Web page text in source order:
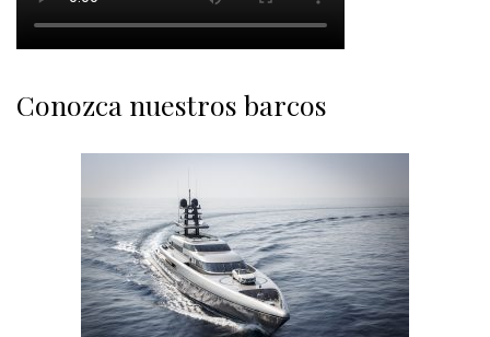
Conozca nuestros barcos